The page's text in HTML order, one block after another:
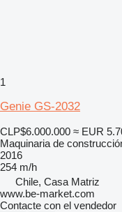
1
Genie GS-2032
CLP$6.000.000 ≈ EUR
Maquinaria de
2016
254 m/h
Chile, Casa Matriz
www.be-market.com
Contacte con el vendedor